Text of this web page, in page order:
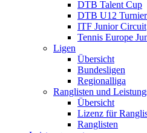
DTB Talent Cup
DTB U12
ITF Junior Circuit
Tennis Europe
Ligen
Übersicht
Bundesligen
Regionalliga
Ranglisten und
Übersicht
Lizenz für
Ranglisten